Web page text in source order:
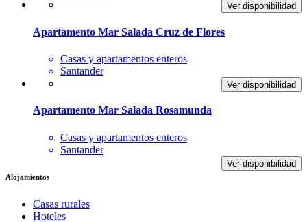
Ver disponibilidad
Apartamento Mar Salada Cruz de Flores
Casas y apartamentos enteros
Santander
Ver disponibilidad
Apartamento Mar Salada Rosamunda
Casas y apartamentos enteros
Santander
Ver disponibilidad
Alojamientos
Casas rurales
Hoteles